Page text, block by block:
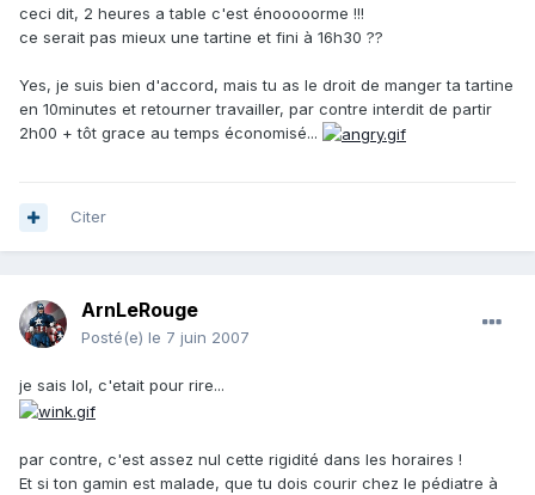
ceci dit, 2 heures a table c'est énooooorme !!!
ce serait pas mieux une tartine et fini à 16h30 ??
Yes, je suis bien d'accord, mais tu as le droit de manger ta tartine
en 10minutes et retourner travailler, par contre interdit de partir
2h00 + tôt grace au temps économisé...
Citer
ArnLeRouge
Posté(e) le 7 juin 2007
je sais lol, c'etait pour rire...
par contre, c'est assez nul cette rigidité dans les horaires !
Et si ton gamin est malade, que tu dois courir chez le pédiatre à